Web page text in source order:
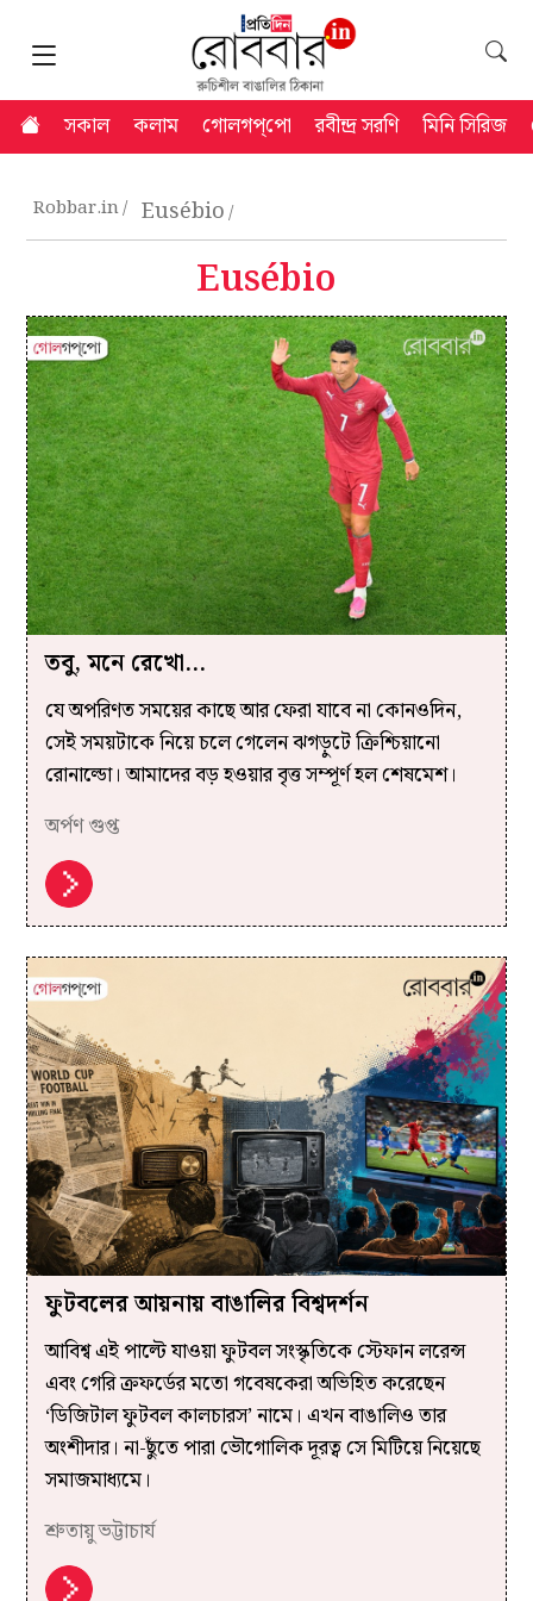
সকাল কলাম গোলগপ্‌পো রবীন্দ্র সরণি মিনি সিরিজ
Robbar.in Eusébio
Eusébio
তবু, মনে রেখো…
যে অপরিণত সময়ের কাছে আর ফেরা যাবে না কোনওদিন,
সেই সময়টাকে নিয়ে চলে গেলেন ঝগড়ুটে ক্রিশ্চিয়ানো
রোনাল্ডো। আমাদের বড় হওয়ার বৃত্ত সম্পূর্ণ হল শেষমেশ।
অর্পণ গুপ্ত
ফুটবলের আয়নায় বাঙালির বিশ্বদর্শন
আবিশ্ব এই পাল্টে যাওয়া ফুটবল সংস্কৃতিকে স্টেফান লরেন্স
এবং গেরি ক্রফর্ডের মতো গবেষকেরা অভিহিত করেছেন
‘ডিজিটাল ফুটবল কালচারস’ নামে। এখন বাঙালিও তার
অংশীদার। না-ছুঁতে পারা ভৌগোলিক দূরত্ব সে মিটিয়ে নিয়েছে
সমাজমাধ্যমে।
শ্রুতায়ু ভট্টাচার্য